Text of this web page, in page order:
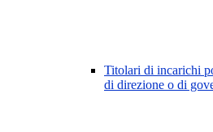
Titolari di incarichi
di direzione o di